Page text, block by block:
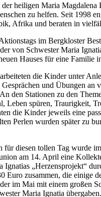
heiligen Maria Magdalena
zu helfen. Seit 1998
Afrika und beraten in
im Bergkloster
von Schwester Maria
Hauses für eine Familie
die Kinder unter
und Übungen an
den Stationen zu den
Leben spüren, Traurigkeit,
die Kinder jeweils eine
Perlen wurden später zu
für diesen tollen Tag wurde
am 14. April eine
Ignatias „Herzensprojekt“
Euro zusammen, die einige
im Mai mit einem großen
Maria Ignatia übergaben.